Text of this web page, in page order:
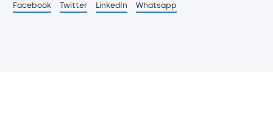
Facebook
Twitter LinkedIn Whatsapp